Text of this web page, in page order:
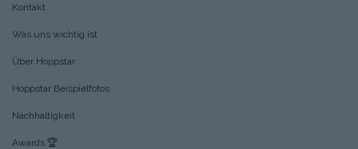
Kontakt
Was uns wichtig ist
Über Hoppstar
Hoppstar Beispielfotos
Nachhaltigkeit
Awards 🏆